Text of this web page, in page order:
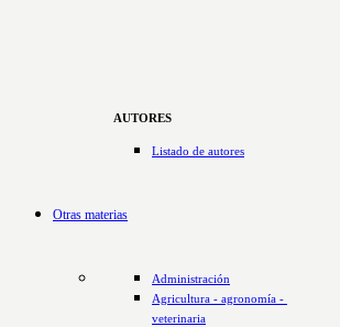
AUTORES
Listado de autores
Otras materias
Administración
Agricultura - agronomía -
veterinaria